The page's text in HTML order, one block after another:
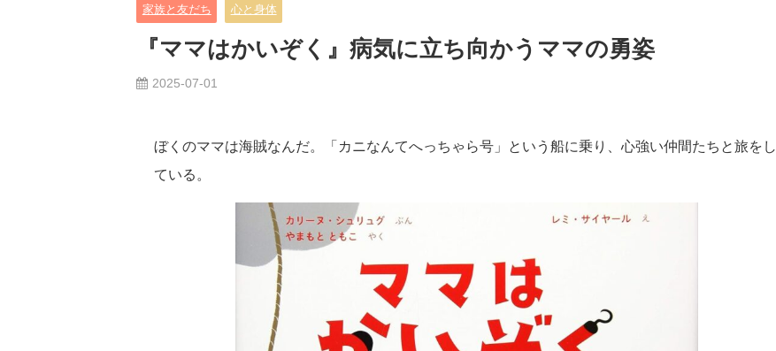
家族と友だち 心と身体
『ママはかいぞく』病気に立ち向かうママの勇姿
2025-07-01
ぼくのママは海賊なんだ。「カニなんてへっちゃら号」という船に乗り、心強い仲間たちと旅をし
ている。